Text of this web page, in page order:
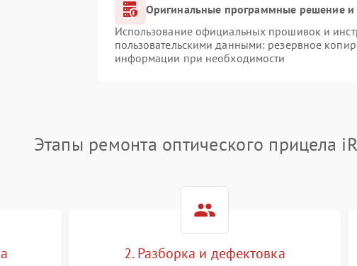
Оригинальные программные решение
Использование официальных прошивок и
пользовательскими данными: резервное
информации при необходимости
Этапы ремонта оптического прицела
2. Разборка и дефектовка